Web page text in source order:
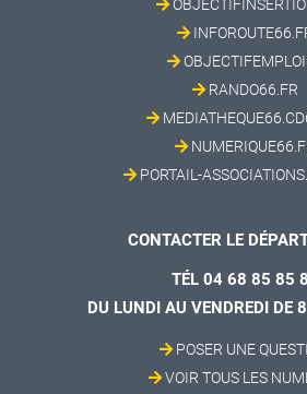
RANDO66.FR
PORTAIL-
CONTACTER LE
TÉL 04 68 85 85
DU LUNDI AU VENDREDI DE
POSER UNE
VOIR TOUS LES